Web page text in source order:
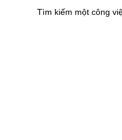
Tìm kiếm một công